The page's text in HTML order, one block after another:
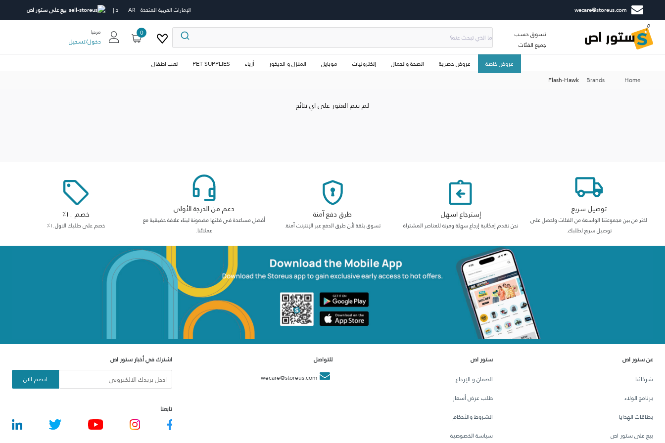
wecare@storeus.com الإمارات العربية المتحدة AR د.إ بيع على ستور اص
تسوق حسب
جميع الفئات
0 مرحبا
دخول/تسجيل
عروض خاصة عروض حصرية الصحة والجمال إلكترونيات موبايل المنزل و الديكور أزياء PET SUPPLIES
لعب اطفال
Home
Brands
Flash-Hawk
لم يتم العثور على اي نتائج
توصيل سريع
اختر من بين مجموعتنا الواسعة من الفئات واحصل على
توصيل سريع لطلبك.
إسترجاع اسهل
نحن نقدم إمكانية إرجاع سهلة ومرنة للعناصر المشتراة
طرق دفع آمنة
تسوق بثقة لأن طرق الدفع عبر الإنترنت آمنة.
دعم من الدرجة الأولى
أفضل مساعدة في فئتها مضمونة لبناء علاقة حقيقية مع
عملائنا.
خصم ١٠٪
خصم على طلبك الاول١٠٪
عن ستور اص
شركائنا
برنامج الولاء
بطاقات الهدايا
بيع على ستور اص
ستور اص
الضمان و الإرجاع
طلب عرض أسعار
الشروط والأحكام
سياسة الخصوصية
للتواصل
wecare@storeus.com
اشترك في أخبار ستور اص
انضم الان
تابعنا